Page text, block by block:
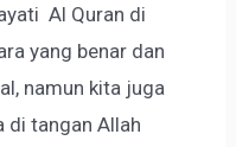
Al Quran di
yang benar dan
namun kita juga
di tangan Allah